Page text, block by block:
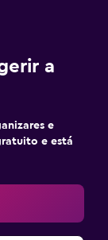
a
e
e está